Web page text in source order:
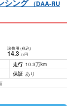
シング （DAA-RU
諸費用 (税込)
14.3 万円
走行 10.3万km
保証 あり